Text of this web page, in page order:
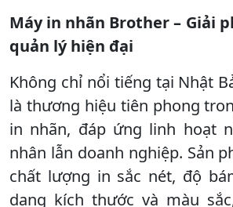
Máy in nhãn Brother – Giải
quản lý hiện đại
Không chỉ nổi tiếng tại Nhật
là thương hiệu tiên phong
in nhãn, đáp ứng linh hoạt
nhân lẫn doanh nghiệp. Sản
chất lượng in sắc nét, độ
dạng kích thước và màu